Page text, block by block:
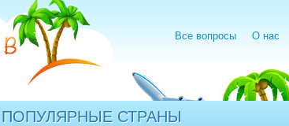
Все вопросы О нас
СТРАНЫ